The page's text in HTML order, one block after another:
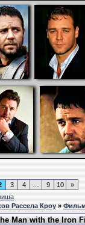
3 4 9 10
»
Рассела Кроу»
Man with the Iron